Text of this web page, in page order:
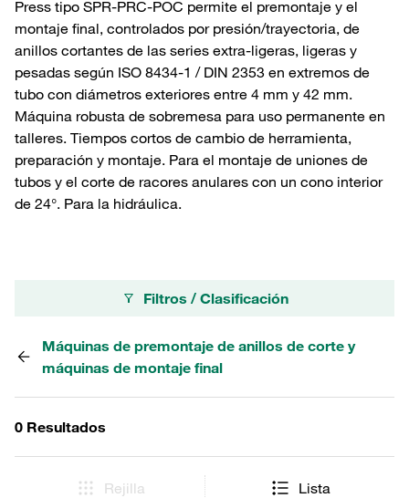
Press tipo SPR-PRC-POC permite el premontaje y el
montaje final, controlados por presión/trayectoria, de
anillos cortantes de las series extra-ligeras, ligeras y
pesadas según ISO 8434-1 / DIN 2353 en extremos de
tubo con diámetros exteriores entre 4 mm y 42 mm.
Máquina robusta de sobremesa para uso permanente en
talleres. Tiempos cortos de cambio de herramienta,
preparación y montaje. Para el montaje de uniones de
tubos y el corte de racores anulares con un cono interior
de 24°. Para la hidráulica.
Filtros / Clasificación
Máquinas de premontaje de anillos de corte y
máquinas de montaje final
0 Resultados
Rejilla Lista